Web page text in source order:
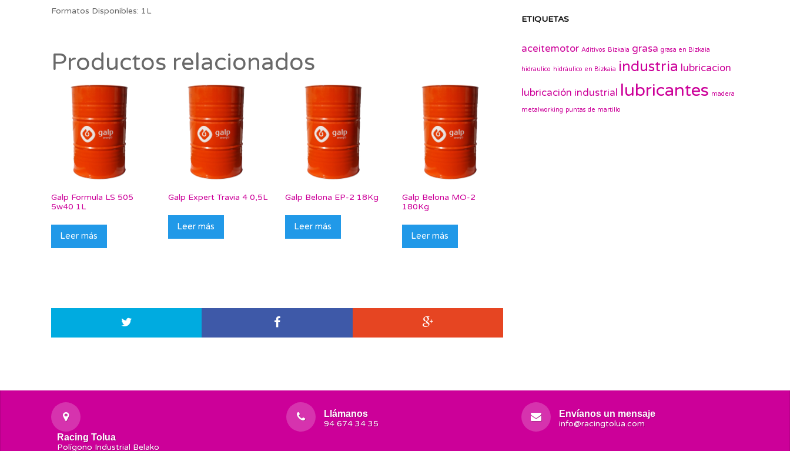
Formatos Disponibles: 1L
Productos relacionados
Galp Formula LS 505
5w40 1L
Leer más
Galp Expert Travia 4 0,5L
Leer más
Galp Belona EP-2 18Kg
Leer más
Galp Belona MO-2
180Kg
Leer más
ETIQUETAS
aceitemotor Aditivos Bizkaia grasa grasa en Bizkaia
hidraulico hidráulico en Bizkaia industria lubricacion
lubricación industrial lubricantes madera
metalworking puntas de martillo
Racing Tolua
Polígono Industrial Belako
Llámanos
94 674 34 35
Envíanos un mensaje
info@racingtolua.com